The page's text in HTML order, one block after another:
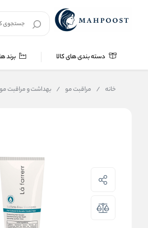
دسته بندی های کالا برند ها
خانه / مراقبت مو / بهداشت و مراقبت مو